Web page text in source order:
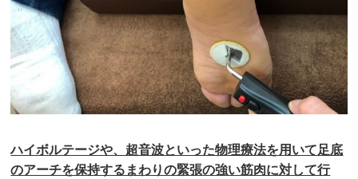
ハイボルテージや、超音波といった物理療法を用いて足底
のアーチを保持するまわりの緊張の強い筋肉に対して行